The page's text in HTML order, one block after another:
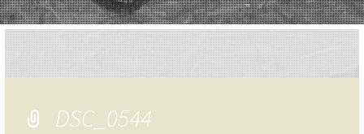
DSC_0544